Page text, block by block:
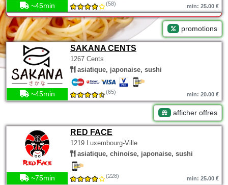
~45min (58) min: 25.00 €
promotions
SAKANA CENTS
1267 Cents
asiatique, japonaise, sushi
~45min (65) min: 20.00 €
afficher offres
RED FACE
1219 Luxembourg-Ville
asiatique, chinoise, japonaise, sushi
~75min (228) min: 25.00 €